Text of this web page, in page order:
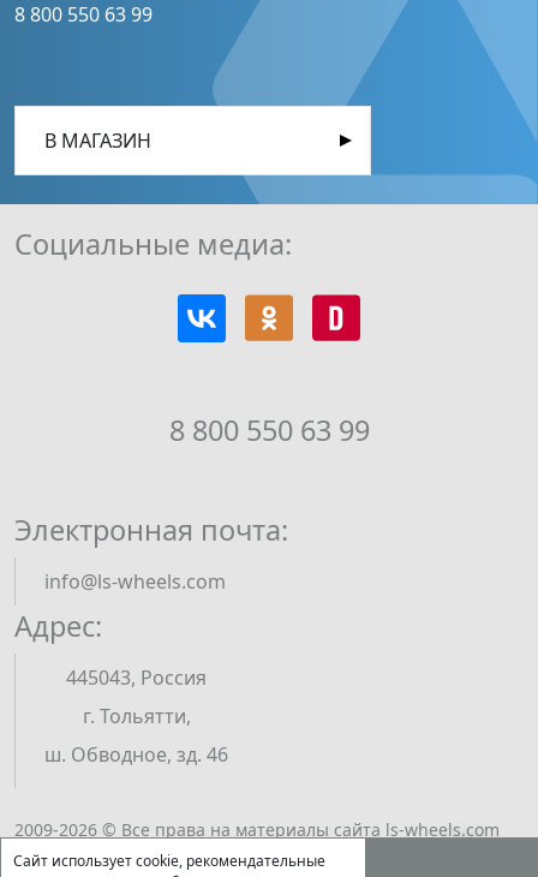
8 800 550 63 99
В МАГАЗИН
Адрес:
445043, Россия
г. Тольятти,
ш. Обводное, зд. 46
8 800 550 63 99
Электронная почта:
info@ls-wheels.com
Социальные медиа:
2009-2026 © Все права на материалы сайта ls-wheels.com
принадлежат ООО "ЭКСМИ". Полное или частичное
Сайт использует cookie, рекомендательные